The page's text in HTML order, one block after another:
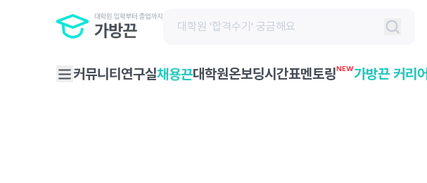
커뮤니티 연구실채용끈대학원온보딩시간표멘토링NEW가방끈 커리어